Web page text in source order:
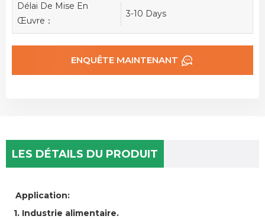
Délai De Mise En
Œuvre：
3-10 Days
ENQUÊTE MAINTENANT
LES DÉTAILS DU PRODUIT
Application:
1. Industrie alimentaire.